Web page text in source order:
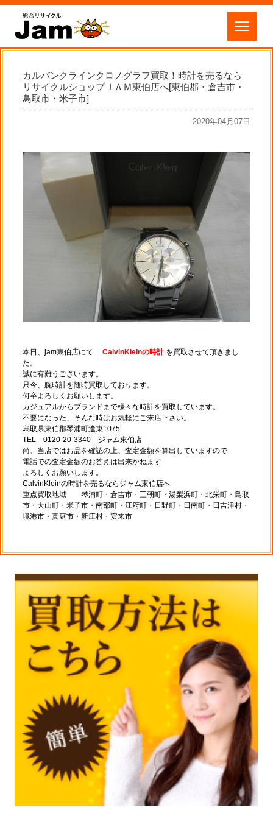
カルバンクラインクロノグラフ買取！時計を売るなら
リサイクルショップＪＡＭ東伯店へ[東伯郡・倉吉市・
鳥取市・米子市]
2020年04月07日
本日、jam東伯店にて CalvinKleinの時計を買取させて頂きまし
た。
誠に有難うございます。
只今、腕時計を随時買取しております。
何卒よろしくお願いします。
カジュアルからブランドまで様々な時計を買取しています。
不要になった、そんな時はお気軽にご来店下さい。
烏取県東伯郡琴浦町逢束1075
TEL 0120-20-3340 ジャム東伯店
尚、当店ではお品を確認の上、査定金額を算出していますので
電話での査定金額のお答えは出来かねます
よろしくお願いします。
CalvinKleinの時計を売るならジャム東伯店へ
重点買取地域 琴浦町・倉吉市・三朝町・湯梨浜町・北栄町・鳥取
市・大山町・米子市・南部町・江府町・日野町・日南町・日吉津村・
境港市・真庭市・新庄村・安来市